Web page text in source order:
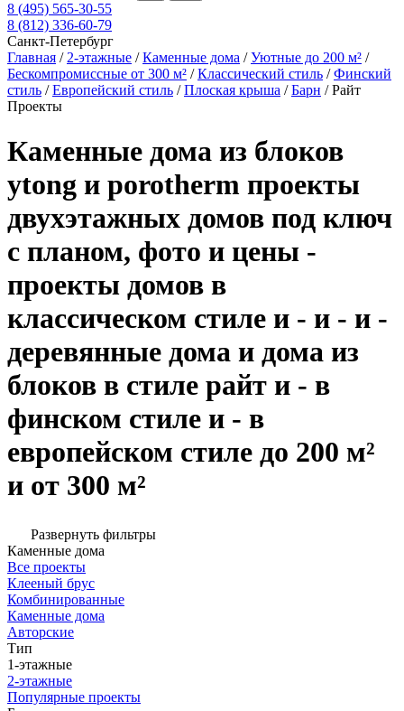
8 (495) 565-30-55
8 (812) 336-60-79
Санкт-Петербург
Главная / 2-этажные /Каменные дома /Уютные до 200 м² /
Бескомпромиссные от 300 м² /Классический стиль /Финский
стиль /Европейский стиль /Плоская крыша /Барн /Райт
Проекты
Каменные дома из блоков
ytong и porotherm проекты
двухэтажных домов под ключ
с планом, фото и цены -
проекты домов в
классическом стиле и - и - и -
деревянные дома и дома из
блоков в стиле райт и - в
финском стиле и - в
европейском стиле до 200 м²
и от 300 м²
Развернуть фильтры
Каменные дома
Все проекты
Клееный брус
Комбинированные
Каменные дома
Авторские
Тип
1-этажные
2-этажные
Популярные проекты